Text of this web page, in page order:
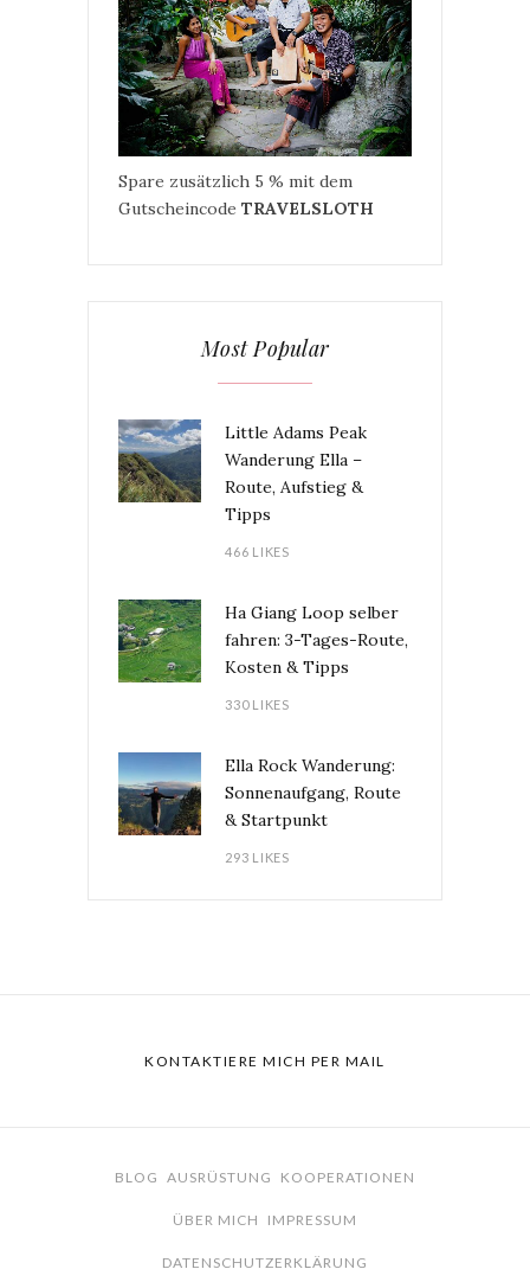
Spare zusätzlich 5 % mit dem
Gutscheincode TRAVELSLOTH
Most Popular
Little Adams Peak
Wanderung Ella –
Route, Aufstieg &
Tipps
466 LIKES
Ha Giang Loop selber
fahren: 3-Tages-Route,
Kosten & Tipps
330 LIKES
Ella Rock Wanderung:
Sonnenaufgang, Route
& Startpunkt
293 LIKES
KONTAKTIERE MICH PER MAIL
BLOG AUSRÜSTUNG KOOPERATIONEN
ÜBER MICH IMPRESSUM
DATENSCHUTZERKLÄRUNG